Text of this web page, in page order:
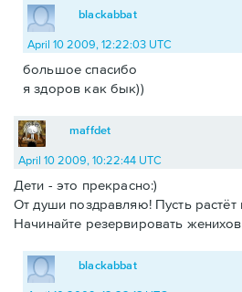
blackabbat
April 10 2009, 12:22:03 UTC
большое спасибо
я здоров как бык))
maffdet
April 10 2009, 10:22:44 UTC
Дети - это прекрасно:)
От души поздравляю! Пусть растёт
Начинайте резервировать
blackabbat